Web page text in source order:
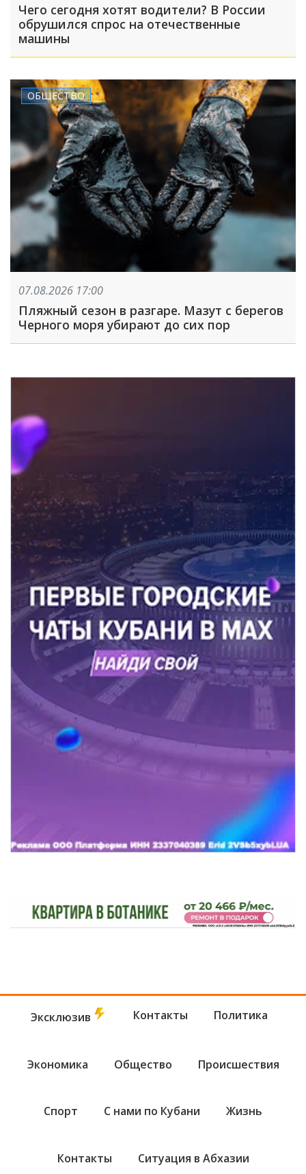
Чего сегодня хотят водители? В России
обрушился спрос на отечественные
машины
ОБЩЕСТВО
07.08.2026 17:00
Пляжный сезон в разгаре. Мазут с берегов
Черного моря убирают до сих пор
Эксклюзив Контакты Политика
Экономика Общество Происшествия
Спорт С нами по Кубани Жизнь
Контакты Ситуация в Абхазии